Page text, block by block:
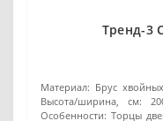
Тренд-3
Материал: Брус
Высота/ширина, см:
Особенности: Торцы